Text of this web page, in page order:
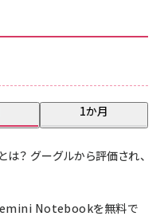
1か月
？ グーグルから評価され、
Notebookを無料で